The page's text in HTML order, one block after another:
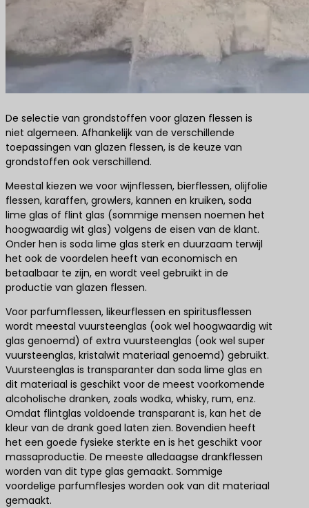
De selectie van grondstoffen voor glazen flessen is
niet algemeen. Afhankelijk van de verschillende
toepassingen van glazen flessen, is de keuze van
grondstoffen ook verschillend.
Meestal kiezen we voor wijnflessen, bierflessen, olijfolie
flessen, karaffen, growlers, kannen en kruiken, soda
lime glas of flint glas (sommige mensen noemen het
hoogwaardig wit glas) volgens de eisen van de klant.
Onder hen is soda lime glas sterk en duurzaam terwijl
het ook de voordelen heeft van economisch en
betaalbaar te zijn, en wordt veel gebruikt in de
productie van glazen flessen.
Voor parfumflessen, likeurflessen en spiritusflessen
wordt meestal vuursteenglas (ook wel hoogwaardig wit
glas genoemd) of extra vuursteenglas (ook wel super
vuursteenglas, kristalwit materiaal genoemd) gebruikt.
Vuursteenglas is transparanter dan soda lime glas en
dit materiaal is geschikt voor de meest voorkomende
alcoholische dranken, zoals wodka, whisky, rum, enz.
Omdat flintglas voldoende transparant is, kan het de
kleur van de drank goed laten zien. Bovendien heeft
het een goede fysieke sterkte en is het geschikt voor
massaproductie. De meeste alledaagse drankflessen
worden van dit type glas gemaakt. Sommige
voordelige parfumflesjes worden ook van dit materiaal
gemaakt.